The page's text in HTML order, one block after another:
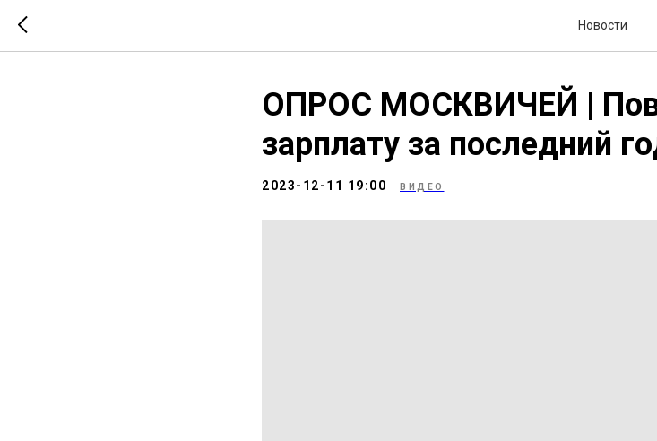
Новости
ОПРОС МОСКВИЧЕЙ |
зарплату за последний
2023-12-11 19:00 ВИДЕО